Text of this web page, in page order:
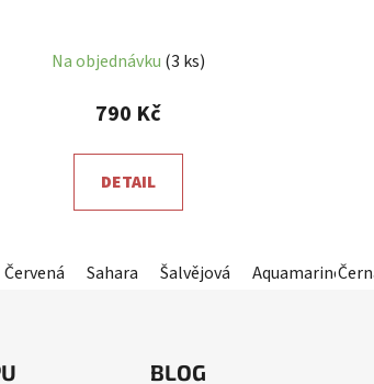
hodnocení
produktu
5,0
z
Na objednávku (3 ks)
790 Kč
DETAIL
Červená Sahara Šalvějová Aquamarine
BLOG